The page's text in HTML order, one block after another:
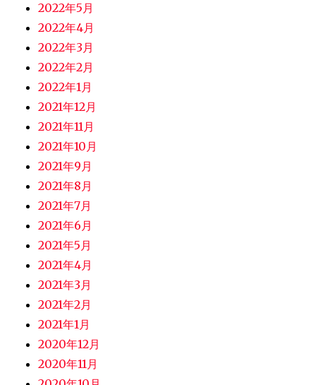
2022年5月
2022年4月
2022年3月
2022年2月
2022年1月
2021年12月
2021年11月
2021年10月
2021年9月
2021年8月
2021年7月
2021年6月
2021年5月
2021年4月
2021年3月
2021年2月
2021年1月
2020年12月
2020年11月